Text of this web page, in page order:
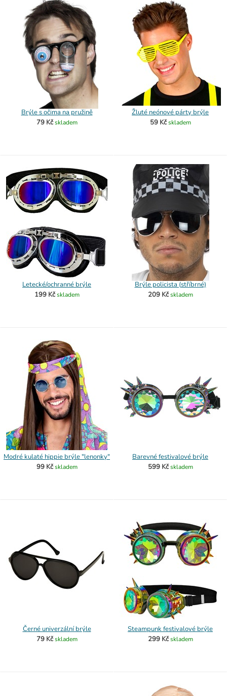
Brýle s očima na pružině
79 Kč skladem
Žluté neónové párty brýle
59 Kč skladem
Letecké/ochranné brýle
199 Kč skladem
Brýle policista (stříbrné)
209 Kč skladem
Modré kulaté hippie brýle "lenonky"
99 Kč skladem
Barevné festivalové brýle
599 Kč skladem
Černé univerzální brýle
79 Kč skladem
Steampunk festivalové brýle
299 Kč skladem